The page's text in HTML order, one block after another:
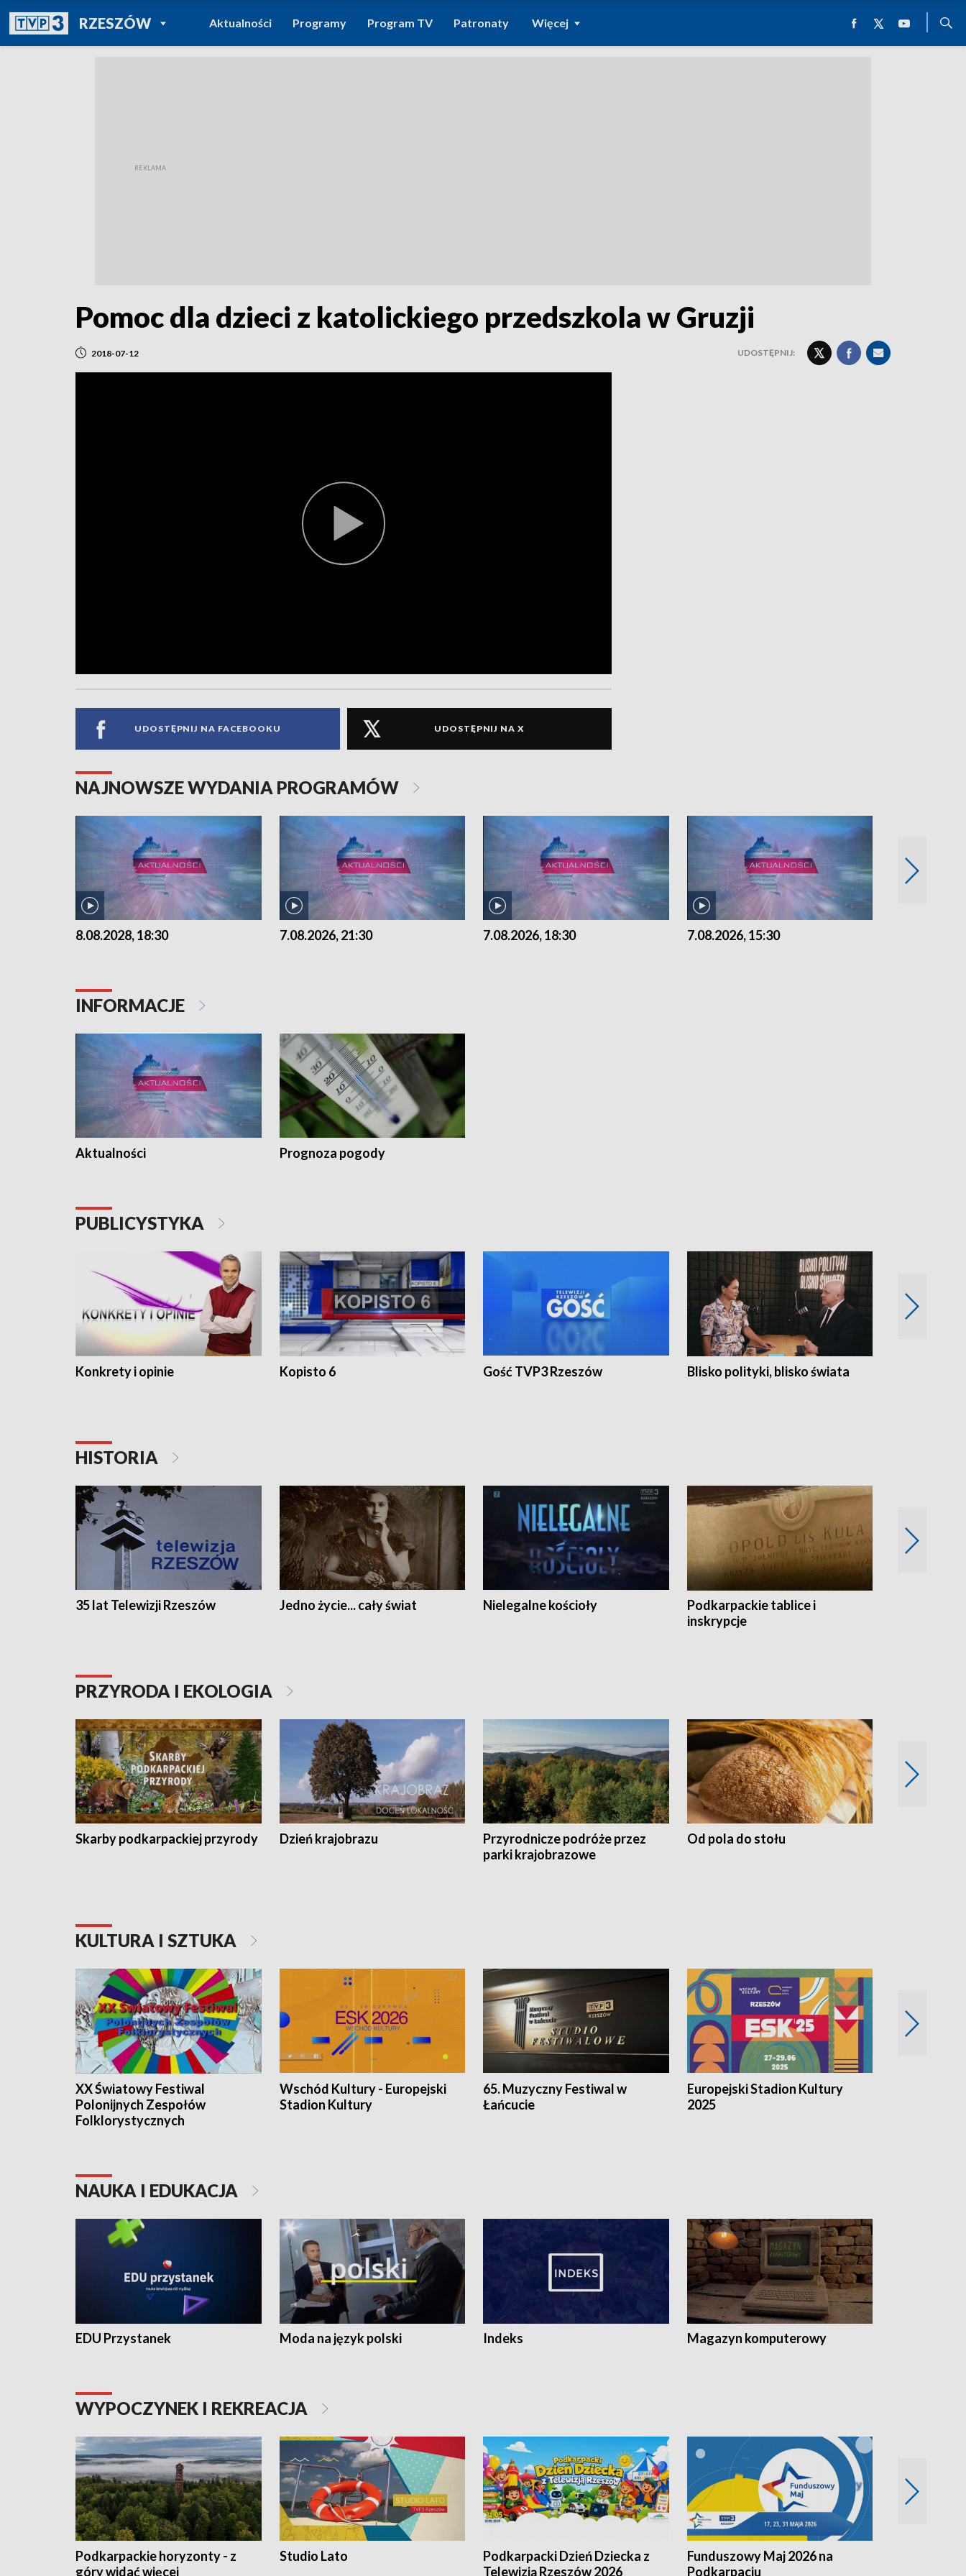
RZESZÓWPOWRÓT DO
TVP REGIONY
Aktualności Programy Program TV Patronaty Więcej
Pomoc dla dzieci z katolickiego przedszkola w Gruzji
2018-07-12 UDOSTĘPNIJ:
UDOSTĘPNIJ NA FACEBOOKU UDOSTĘPNIJ NA X
NAJNOWSZE WYDANIA PROGRAMÓW
8.08.2028, 18:30 7.08.2026, 21:30 7.08.2026, 18:30 7.08.2026, 15:30
INFORMACJE
Aktualności Prognoza pogody
PUBLICYSTYKA
Konkrety i opinie Kopisto 6 Gość TVP3 Rzeszów Blisko polityki, blisko świata
HISTORIA
35 lat Telewizji Rzeszów Jedno życie... cały świat Nielegalne kościoły
Podkarpackie tablice i
inskrypcje
PRZYRODA I EKOLOGIA
Skarby podkarpackiej przyrody Dzień krajobrazu
Przyrodnicze podróże przez
parki krajobrazowe
Od pola do stołu
KULTURA I SZTUKA
XX Światowy Festiwal
Polonijnych Zespołów
Folklorystycznych
Wschód Kultury - Europejski
Stadion Kultury
65. Muzyczny Festiwal w
Łańcucie
Europejski Stadion Kultury
2025
NAUKA I EDUKACJA
EDU Przystanek Moda na język polski Indeks Magazyn komputerowy
WYPOCZYNEK I REKREACJA
Podkarpackie horyzonty - z
góry widać więcej
Studio Lato
Podkarpacki Dzień Dziecka z
Telewizją Rzeszów 2026
Funduszowy Maj 2026 na
Podkarpaciu